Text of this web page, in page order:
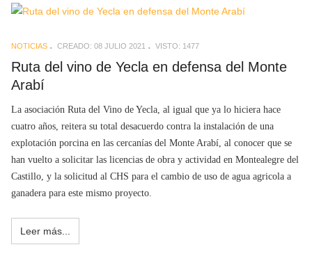
NOTICIAS CREADO: 08 JULIO 2021 VISTO: 1477
Ruta del vino de Yecla en defensa del Monte
Arabí
La asociación Ruta del Vino de Yecla, al igual que ya lo hiciera hace
cuatro años, reitera su total desacuerdo contra la instalación de una
explotación porcina en las cercanías del Monte Arabí, al conocer que se
han vuelto a solicitar las licencias de obra y actividad en Montealegre del
Castillo, y la solicitud al CHS para el cambio de uso de agua agricola a
ganadera para este mismo proyecto.
Leer más...